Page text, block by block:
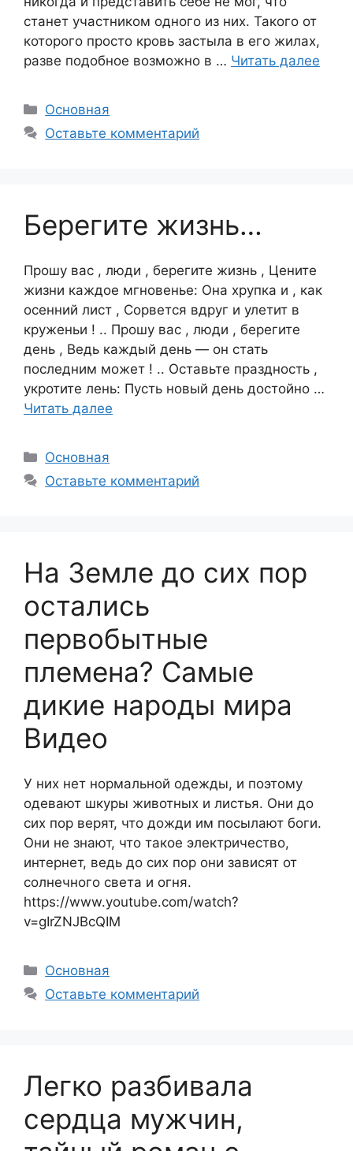
станет участником одного из них. Такого от
которого просто кровь застыла в его жилах,
разве подобное возможно в … Читать далее
Рубрики
Основная
Оставьте комментарий
Берегите жизнь…
Прошу вас , люди , берегите жизнь , Цените
жизни каждое мгновенье: Она хрупка и , как
осенний лист , Сорвется вдруг и улетит в
круженьи ! .. Прошу вас , люди , берегите
день , Ведь каждый день — он стать
последним может ! .. Оставьте праздность ,
укротите лень: Пусть новый день достойно …
Читать далее
Рубрики
Основная
Оставьте комментарий
На Земле до сих пор
остались
первобытные
племена? Самые
дикие народы мира
Видео
У них нет нормальной одежды, и поэтому
одевают шкуры животных и листья. Они до
сих пор верят, что дожди им посылают боги.
Они не знают, что такое электричество,
интернет, ведь до сих пор они зависят от
солнечного света и огня.
https://www.youtube.com/watch?
v=gIrZNJBcQIM
Рубрики
Основная
Оставьте комментарий
Легко разбивала
сердца мужчин,